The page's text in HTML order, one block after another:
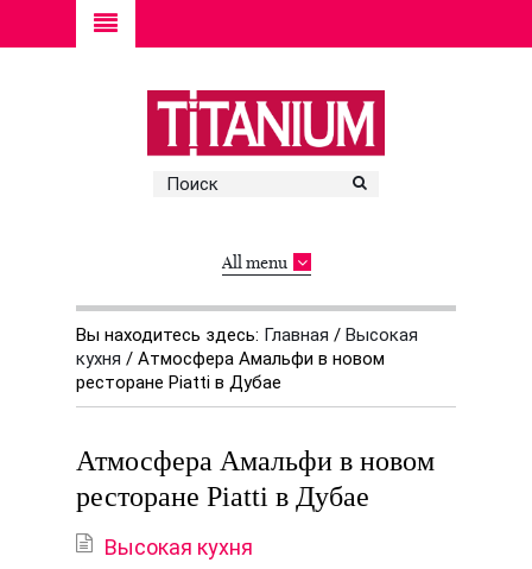
All menu
Вы находитесь здесь: Главная / Высокая
кухня / Атмосфера Амальфи в новом
ресторане Piatti в Дубае
Атмосфера Амальфи в новом
ресторане Piatti в Дубае
Высокая кухня